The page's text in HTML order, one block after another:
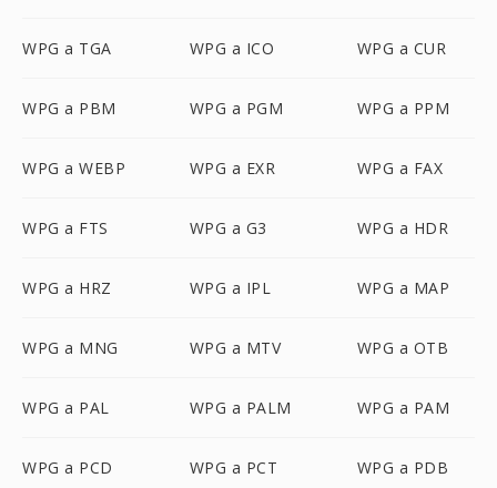
WPG a TGA WPG a ICO WPG a CUR
WPG a PBM WPG a PGM WPG a PPM
WPG a WEBP WPG a EXR WPG a FAX
WPG a FTS WPG a G3 WPG a HDR
WPG a HRZ WPG a IPL WPG a MAP
WPG a MNG WPG a MTV WPG a OTB
WPG a PAL WPG a PALM WPG a PAM
WPG a PCD WPG a PCT WPG a PDB